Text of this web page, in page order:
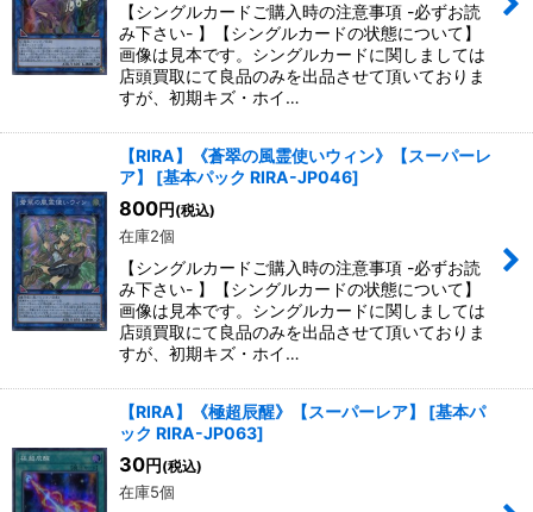
【シングルカードご購入時の注意事項 -必ずお読
み下さい- 】【シングルカードの状態について】
画像は見本です。シングルカードに関しましては
店頭買取にて良品のみを出品させて頂いておりま
すが、初期キズ・ホイ…
【RIRA】《蒼翠の風霊使いウィン》【スーパーレ
ア】
[基本パック RIRA-JP046]
800円 (税込)
在庫2個
【シングルカードご購入時の注意事項 -必ずお読
み下さい- 】【シングルカードの状態について】
画像は見本です。シングルカードに関しましては
店頭買取にて良品のみを出品させて頂いておりま
すが、初期キズ・ホイ…
【RIRA】《極超辰醒》【スーパーレア】 [基本パ
ック RIRA-JP063]
30円 (税込)
在庫5個